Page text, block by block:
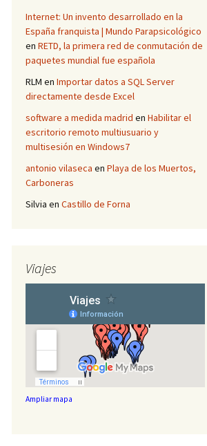
Internet: Un invento desarrollado en la
España franquista | Mundo Parapsicológico
en RETD, la primera red de conmutación de
paquetes mundial fue española
RLM en Importar datos a SQL Server
directamente desde Excel
software a medida madrid en Habilitar el
escritorio remoto multiusuario y
multisesión en Windows7
antonio vilaseca en Playa de los Muertos,
Carboneras
Silvia en Castillo de Forna
Viajes
Ampliar mapa